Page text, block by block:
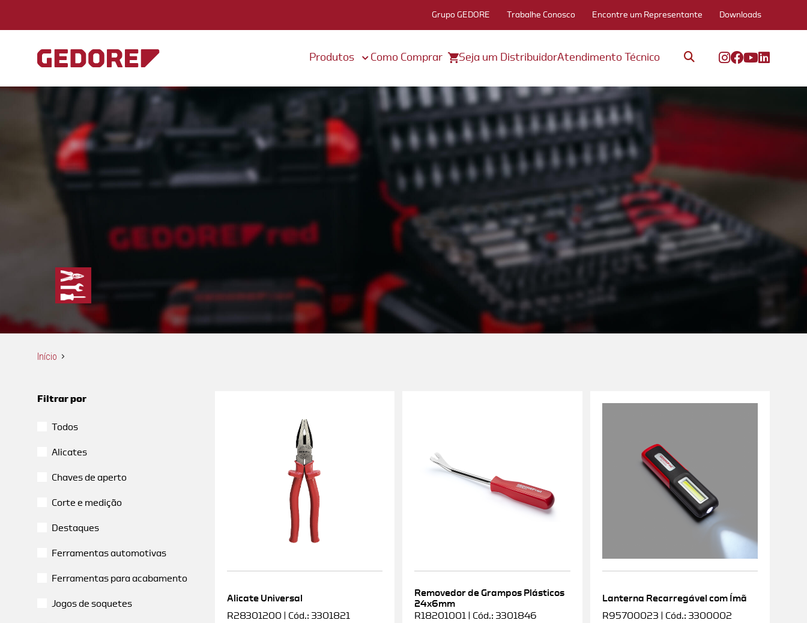
Grupo GEDORE Trabalhe Conosco Encontre um Representante Downloads
Produtos Como Comprar Seja um DistribuidorAtendimento Técnico
Início
Filtrar por
Todos
Alicates
Chaves de aperto
Corte e medição
Destaques
Ferramentas automotivas
Ferramentas para acabamento
Jogos de soquetes
Alicate Universal
R28301200 | Cód.: 3301821
Removedor de Grampos Plásticos
24x6mm
R18201001 | Cód.: 3301846
Lanterna Recarregável com Ímã
R95700023 | Cód.: 3300002